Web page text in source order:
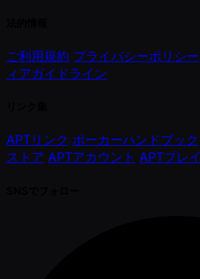
ご利用規約 プライバシーポリシー
ィアガイドライン
APTリンク ポーカーハンドブック
ストア APTアカウント APTプレイ